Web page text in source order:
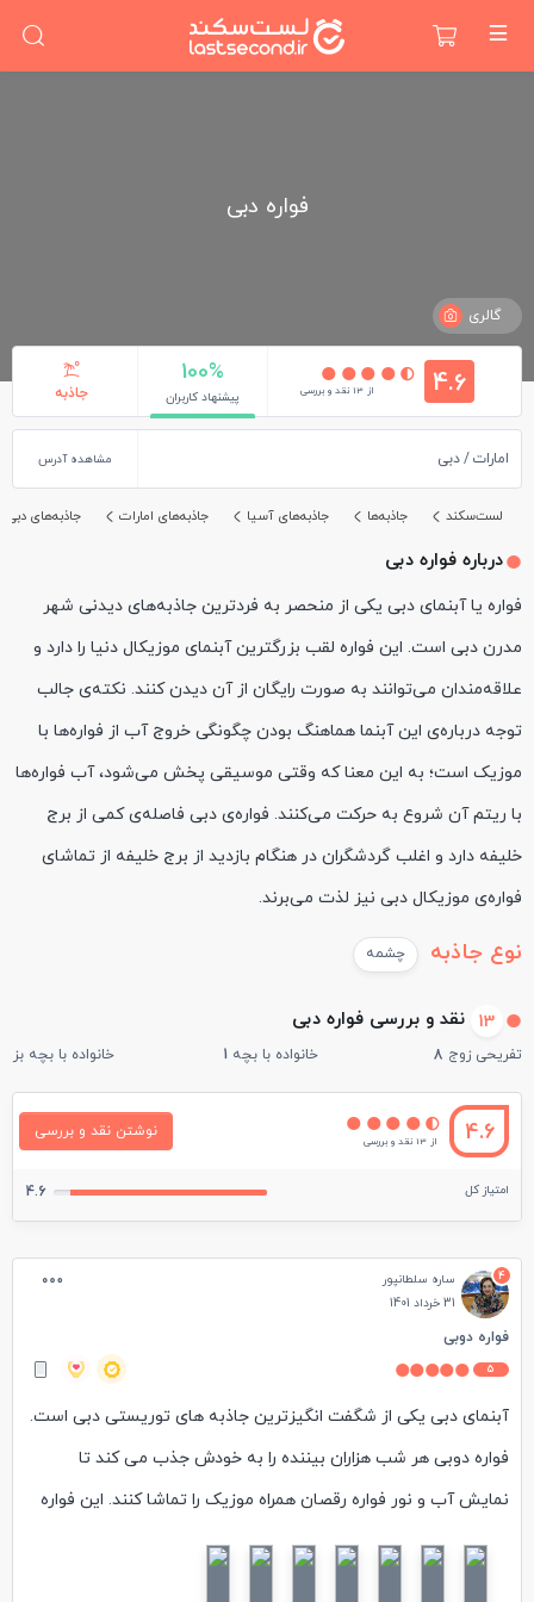
فواره دبی
گالری
4.6 از 13 نقد و بررسی
100%
پیشنهاد کاربران جاذبه
امارات دبی مشاهده آدرس
لست‌سکند جاذبه‌ها جاذبه‌های آسیا جاذبه‌های امارات جاذبه‌های دبی
درباره فواره دبی
فواره یا آبنمای دبی یکی از منحصر به‌ فردترین جاذبه‌های دیدنی شهر
مدرن دبی است. این فواره لقب بزرگترین آبنمای موزیکال دنیا را دارد و
علاقه‌مندان می‌توانند به صورت رایگان از آن دیدن کنند. نکته‌ی جالب
توجه درباره‌ی این آبنما هماهنگ بودن چگونگی خروج آب از فواره‌ها با
موزیک است؛ به این معنا که وقتی موسیقی پخش می‌شود، آب فواره‌ها
با ریتم آن شروع به حرکت می‌کنند. فواره‌ی دبی فاصله‌ی کمی از برج
خلیفه دارد و اغلب گردشگران در هنگام بازدید از برج خلیفه از تماشای
فواره‌ی موزیکال دبی نیز لذت می‌برند.
نوع جاذبه چشمه
13 نقد و بررسی فواره دبی
تفریحی زوج 8 خانواده با بچه 1 خانواده با بچه
4.6 از 13 نقد و بررسی
نوشتن نقد و بررسی
امتیاز کل 4.6
4
ساره سلطانپور
31 خرداد 1401
فواره دوبی
5
آبنمای دبی یکی از شگفت انگیزترین جاذبه های توریستی دبی است.
فواره دوبی هر شب هزاران بیننده را به خودش جذب می کند تا
نمایش آب و نور فواره رقصان همراه موزیک را تماشا کنند. این فواره
ها که در منطقه مدرن دبی قرار گرفته است، در مقابل برج خلیفه و در